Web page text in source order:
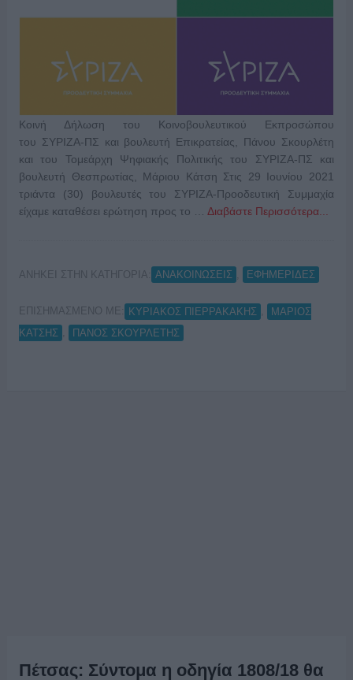
Κοινή Δήλωση του Κοινοβουλευτικού Εκπροσώπου
του ΣΥΡΙΖΑ-ΠΣ και βουλευτή Επικρατείας, Πάνου Σκουρλέτη
και του Τομεάρχη Ψηφιακής Πολιτικής του ΣΥΡΙΖΑ-ΠΣ και
βουλευτή Θεσπρωτίας, Μάριου Κάτση Στις 29 Ιουνίου 2021
τριάντα (30) βουλευτές του ΣΥΡΙΖΑ-Προοδευτική Συμμαχία
είχαμε καταθέσει ερώτηση προς το … Διαβάστε Περισσότερα...
ΑΝΗΚΕΙ ΣΤΗΝ ΚΑΤΗΓΟΡΙΑ: ΑΝΑΚΟΙΝΩΣΕΙΣ ΕΦΗΜΕΡΙΔΕΣ
ΕΠΙΣΗΜΑΣΜΕΝΟ ΜΕ: ΚΥΡΙΑΚΟΣ ΠΙΕΡΡΑΚΑΚΗΣ
ΜΑΡΙΟΣ
ΚΑΤΣΗΣ
ΠΑΝΟΣ ΣΚΟΥΡΛΕΤΗΣ
Πέτσας: Σύντομα η οδηγία 1808/18 θα